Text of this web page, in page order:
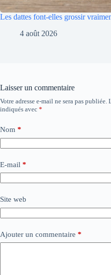
Les dattes font-elles grossir
4 août 2026
Laisser un commentaire
Votre adresse e-mail ne sera pas publiée.
indiqués avec *
Nom *
E-mail *
Site web
Ajouter un commentaire *